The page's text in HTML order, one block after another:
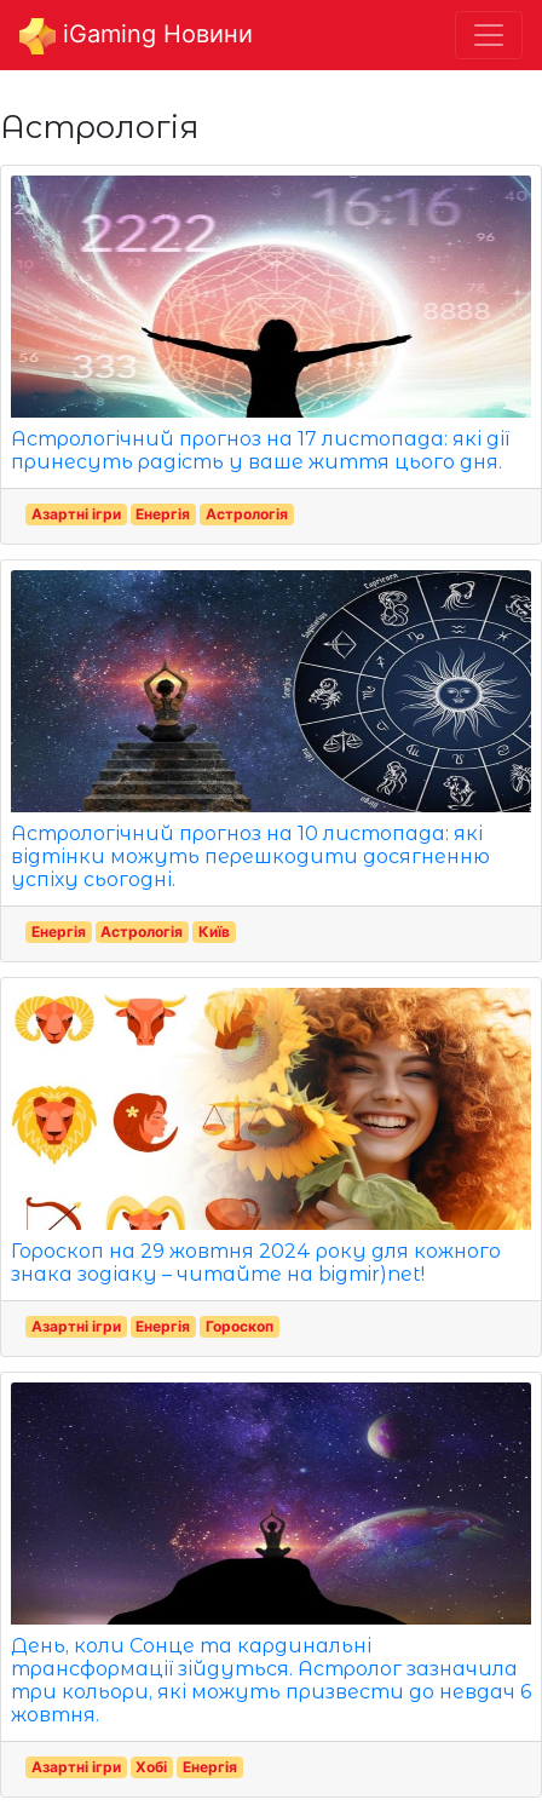
iGaming Новини
Астрологія
Астрологічний прогноз на 17 листопада: які дії
принесуть радість у ваше життя цього дня.
Азартні ігри Енергія Астрологія
Астрологічний прогноз на 10 листопада: які
відтінки можуть перешкодити досягненню
успіху сьогодні.
Енергія Астрологія Київ
Гороскоп на 29 жовтня 2024 року для кожного
знака зодіаку – читайте на bigmir)net!
Азартні ігри Енергія Гороскоп
День, коли Сонце та кардинальні
трансформації зійдуться. Астролог зазначила
три кольори, які можуть призвести до невдач 6
жовтня.
Азартні ігри Хобі Енергія